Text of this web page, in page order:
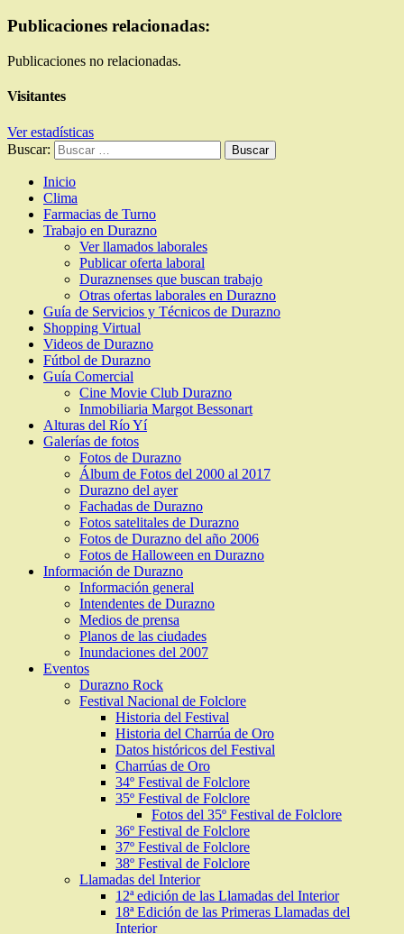
Publicaciones relacionadas:
Publicaciones no relacionadas.
Visitantes
Ver estadísticas
Buscar:
Inicio
Clima
Farmacias de Turno
Trabajo en Durazno
Ver llamados laborales
Publicar oferta laboral
Duraznenses que buscan trabajo
Otras ofertas laborales en Durazno
Guía de Servicios y Técnicos de Durazno
Shopping Virtual
Videos de Durazno
Fútbol de Durazno
Guía Comercial
Cine Movie Club Durazno
Inmobiliaria Margot Bessonart
Alturas del Río Yí
Galerías de fotos
Fotos de Durazno
Álbum de Fotos del 2000 al 2017
Durazno del ayer
Fachadas de Durazno
Fotos satelitales de Durazno
Fotos de Durazno del año 2006
Fotos de Halloween en Durazno
Información de Durazno
Información general
Intendentes de Durazno
Medios de prensa
Planos de las ciudades
Inundaciones del 2007
Eventos
Durazno Rock
Festival Nacional de Folclore
Historia del Festival
Historia del Charrúa de Oro
Datos históricos del Festival
Charrúas de Oro
34º Festival de Folclore
35º Festival de Folclore
Fotos del 35º Festival de Folclore
36º Festival de Folclore
37º Festival de Folclore
38º Festival de Folclore
Llamadas del Interior
12ª edición de las Llamadas del Interior
18ª Edición de las Primeras Llamadas del
Interior